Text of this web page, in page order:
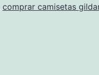
comprar camisetas